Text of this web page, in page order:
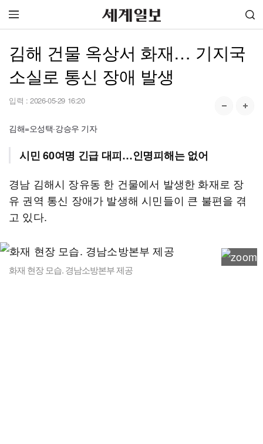
김해 건물 옥상서 화재… 기지국
소실로 통신 장애 발생
입력 : 2026-05-29 16:20
김해=오성택·강승우 기자
시민 60여명 긴급 대피…인명피해는 없어
경남 김해시 장유동 한 건물에서 발생한 화재로 장
유 권역 통신 장애가 발생해 시민들이 큰 불편을 겪
고 있다.
화재 현장 모습. 경남소방본부 제공